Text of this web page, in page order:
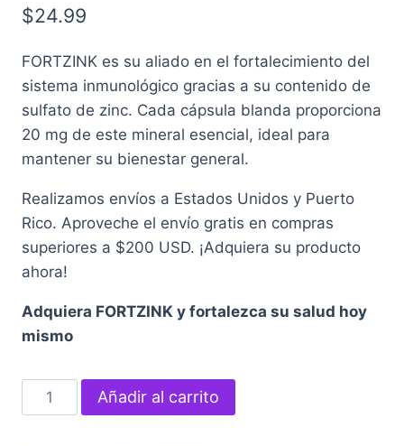
$24.99
FORTZINK es su aliado en el fortalecimiento del
sistema inmunológico gracias a su contenido de
sulfato de zinc. Cada cápsula blanda proporciona
20 mg de este mineral esencial, ideal para
mantener su bienestar general.
Realizamos envíos a Estados Unidos y Puerto
Rico. Aproveche el envío gratis en compras
superiores a $200 USD. ¡Adquiera su producto
ahora!
Adquiera FORTZINK y fortalezca su salud hoy
mismo
FORTZINK
Cápsula
Añadir al carrito